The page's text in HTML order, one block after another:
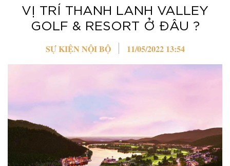
VỊ TRÍ THANH LANH VALLEY
GOLF & RESORT Ở ĐÂU ?
SỰ KIỆN NỘI BỘ 11/05/2022 13:54